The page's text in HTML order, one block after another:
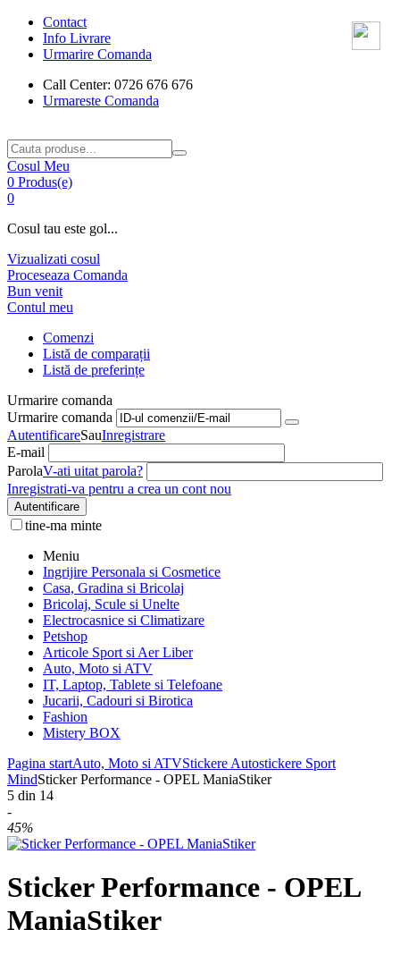
Contact
Info Livrare
Urmarire Comanda
Call Center: 0726 676 676
Urmareste Comanda
Cosul Meu
0 Produs(e)
0
Cosul tau este gol...
Vizualizati cosul
Proceseaza Comanda
Bun venit
Contul meu
Comenzi
Listă de comparații
Listă de preferințe
Urmarire comanda
Urmarire comanda
AutentificareSauInregistrare
E-mail
ParolaV-ati uitat parola?
Inregistrati-va pentru a crea un cont nou
Autentificare
tine-ma minte
Meniu
Ingrijire Personala si Cosmetice
Casa, Gradina si Bricolaj
Bricolaj, Scule si Unelte
Electrocasnice si Climatizare
Petshop
Articole Sport si Aer Liber
Auto, Moto si ATV
IT, Laptop, Tablete si Telefoane
Jucarii, Cadouri si Birotica
Fashion
Mistery BOX
Pagina startAuto, Moto si ATVStickere Autostickere Sport
MindSticker Performance - OPEL ManiaStiker
5 din 14
-
45%
Sticker Performance - OPEL
ManiaStiker